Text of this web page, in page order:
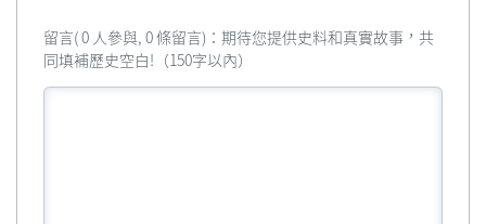
留言( 0 人參與, 0 條留言)：期待您提供史料和真實故事，共
同填補歷史空白!（150字以內）